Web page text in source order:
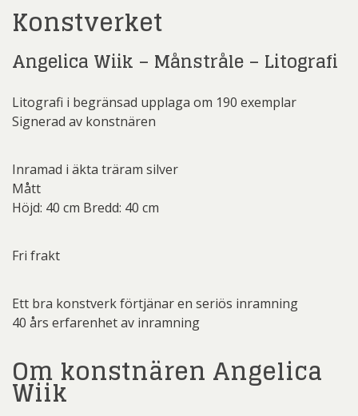
Konstverket
Angelica Wiik – Månstråle – Litografi
Litografi i begränsad upplaga om 190 exemplar
Signerad av konstnären
Inramad i äkta träram silver
Mått
Höjd: 40 cm Bredd: 40 cm
Fri frakt
Ett bra konstverk förtjänar en seriös inramning
40 års erfarenhet av inramning
Om konstnären Angelica
Wiik